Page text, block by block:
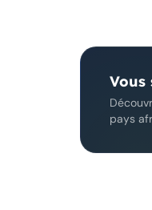
Vous
pays